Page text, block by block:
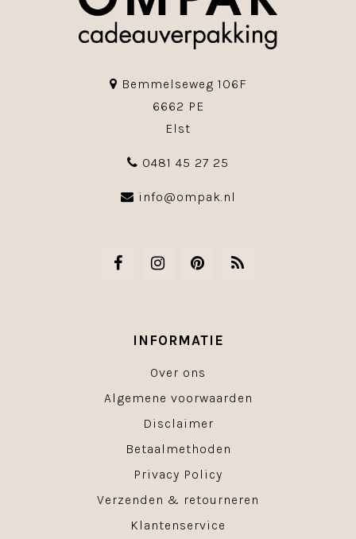
Bemmelseweg 106F
6662 PE
Elst
0481 45 27 25
info@ompak.nl
INFORMATIE
Over ons
Algemene voorwaarden
Disclaimer
Betaalmethoden
Privacy Policy
Verzenden & retourneren
Klantenservice